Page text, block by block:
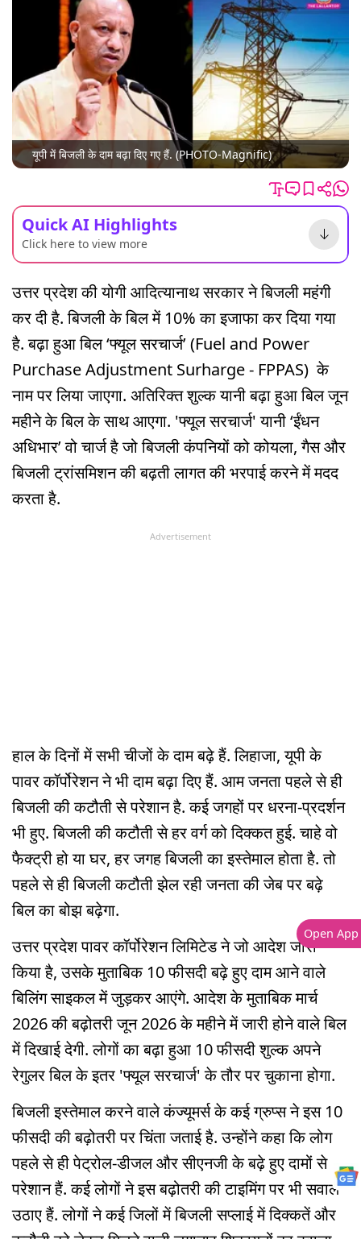
यूपी में बिजली के दाम बढ़ा दिए गए हैं. (PHOTO-Magnific)
Quick AI Highlights
Click here to view more
उत्तर प्रदेश की योगी आदित्यानाथ सरकार ने बिजली महंगी
कर दी है. बिजली के बिल में 10% का इजाफा कर दिया गया
है. बढ़ा हुआ बिल ‘फ्यूल सरचार्ज’ (Fuel and Power
Purchase Adjustment Surharge - FPPAS) के
नाम पर लिया जाएगा. अतिरिक्त शुल्क यानी बढ़ा हुआ बिल जून
महीने के बिल के साथ आएगा. 'फ्यूल सरचार्ज' यानी ‘ईंधन
अधिभार’ वो चार्ज है जो बिजली कंपनियों को कोयला, गैस और
बिजली ट्रांसमिशन की बढ़ती लागत की भरपाई करने में मदद
करता है.
Advertisement
हाल के दिनों में सभी चीजों के दाम बढ़े हैं. लिहाजा, यूपी के
पावर कॉर्पोरेशन ने भी दाम बढ़ा दिए हैं. आम जनता पहले से ही
बिजली की कटौती से परेशान है. कई जगहों पर धरना-प्रदर्शन
भी हुए. बिजली की कटौती से हर वर्ग को दिक्कत हुई. चाहे वो
फैक्ट्री हो या घर, हर जगह बिजली का इस्तेमाल होता है. तो
पहले से ही बिजली कटौती झेल रही जनता की जेब पर बढ़े
बिल का बोझ बढ़ेगा.
उत्तर प्रदेश पावर कॉर्पोरेशन लिमिटेड ने जो आदेश जारी
किया है, उसके मुताबिक 10 फीसदी बढ़े हुए दाम आने वाले
बिलिंग साइकल में जुड़कर आएंगे. आदेश के मुताबिक मार्च
2026 की बढ़ोतरी जून 2026 के महीने में जारी होने वाले बिल
में दिखाई देगी. लोगों का बढ़ा हुआ 10 फीसदी शुल्क अपने
रेगुलर बिल के इतर 'फ्यूल सरचार्ज' के तौर पर चुकाना होगा.
बिजली इस्तेमाल करने वाले कंज्यूमर्स के कई ग्रुप्स ने इस 10
फीसदी की बढ़ोतरी पर चिंता जताई है. उन्होंने कहा कि लोग
पहले से ही पेट्रोल-डीजल और सीएनजी के बढ़े हुए दामों से
परेशान हैं. कई लोगों ने इस बढ़ोतरी की टाइमिंग पर भी सवाल
उठाए हैं. लोगों ने कई जिलों में बिजली सप्लाई में दिक्कतें और
Open App